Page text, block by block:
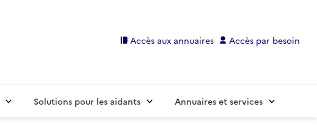
Accès aux annuaires Accès par besoin
Solutions pour les aidants Annuaires et services